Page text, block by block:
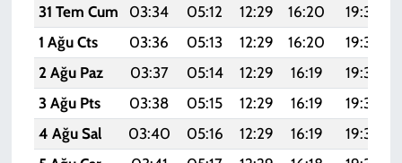
31 Tem Cum
03:34 05:12 12:29 16:20 19:37
1 Ağu Cts
03:36 05:13 12:29 16:20 19:36
2 Ağu Paz
03:37 05:14 12:29 16:19 19:35
3 Ağu Pts
03:38 05:15 12:29 16:19 19:34
4 Ağu Sal
03:40 05:16 12:29 16:19 19:33